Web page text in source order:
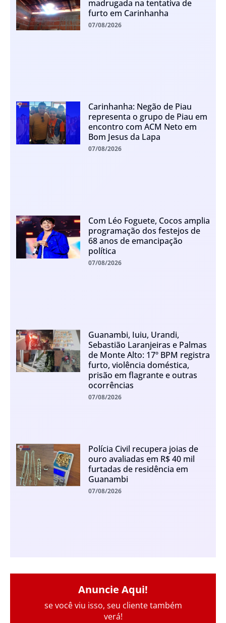
madrugada na tentativa de
furto em Carinhanha
07/08/2026
Carinhanha: Negão de Piau
representa o grupo de Piau em
encontro com ACM Neto em
Bom Jesus da Lapa
07/08/2026
Com Léo Foguete, Cocos amplia
programação dos festejos de
68 anos de emancipação
política
07/08/2026
Guanambi, Iuiu, Urandi,
Sebastião Laranjeiras e Palmas
de Monte Alto: 17º BPM registra
furto, violência doméstica,
prisão em flagrante e outras
ocorrências
07/08/2026
Polícia Civil recupera joias de
ouro avaliadas em R$ 40 mil
furtadas de residência em
Guanambi
07/08/2026
Anuncie Aqui!
se você viu isso, seu cliente também
verá!